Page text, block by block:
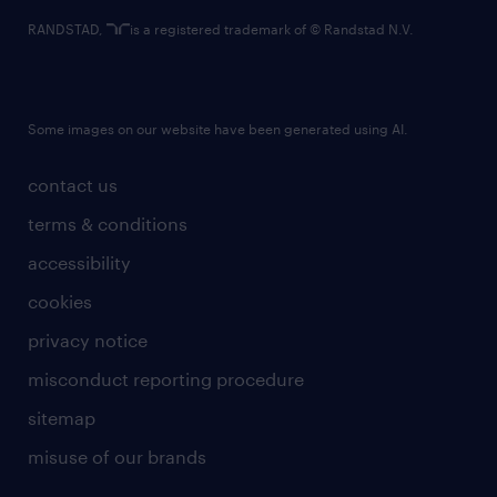
contact us
terms & conditions
accessibility
cookies
privacy notice
misconduct reporting procedure
sitemap
misuse of our brands
RANDSTAD, is a registered trademark of © Randstad N.V.
Some images on our website have been generated using AI.